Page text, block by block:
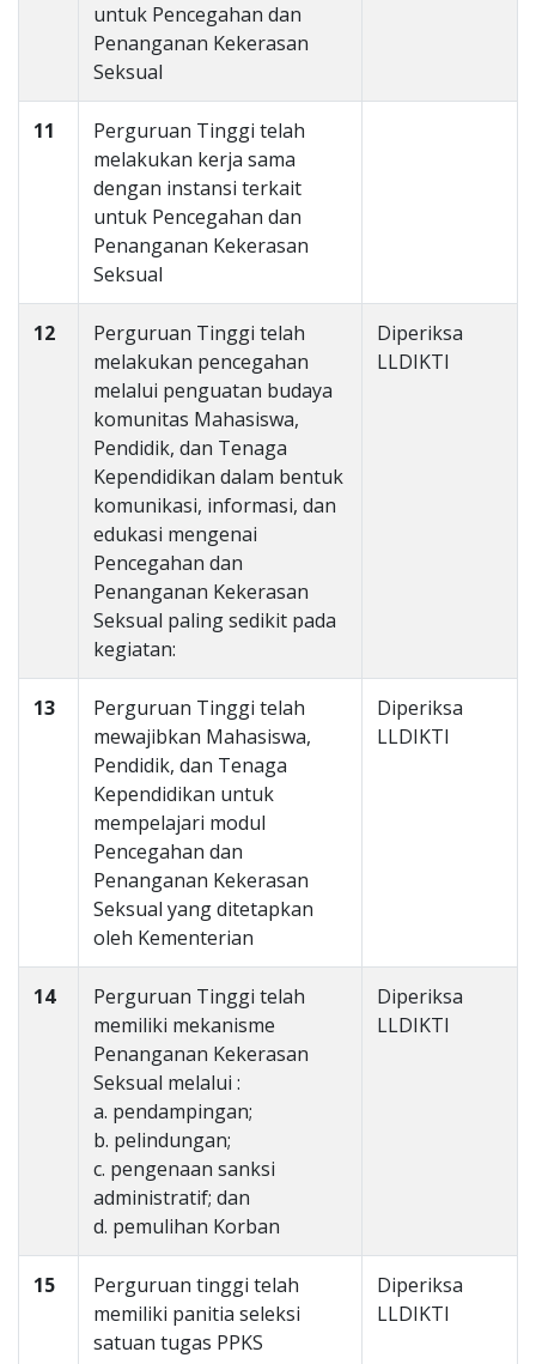
untuk Pencegahan dan
Penanganan Kekerasan
Seksual
11
Perguruan Tinggi telah
melakukan kerja sama
dengan instansi terkait
untuk Pencegahan dan
Penanganan Kekerasan
Seksual
12
Perguruan Tinggi telah
melakukan pencegahan
melalui penguatan budaya
komunitas Mahasiswa,
Pendidik, dan Tenaga
Kependidikan dalam bentuk
komunikasi, informasi, dan
edukasi mengenai
Pencegahan dan
Penanganan Kekerasan
Seksual paling sedikit pada
kegiatan:
Diperiksa
LLDIKTI
13
Perguruan Tinggi telah
mewajibkan Mahasiswa,
Pendidik, dan Tenaga
Kependidikan untuk
mempelajari modul
Pencegahan dan
Penanganan Kekerasan
Seksual yang ditetapkan
oleh Kementerian
Diperiksa
LLDIKTI
14
Perguruan Tinggi telah
memiliki mekanisme
Penanganan Kekerasan
Seksual melalui :
a. pendampingan;
b. pelindungan;
c. pengenaan sanksi
administratif; dan
d. pemulihan Korban
Diperiksa
LLDIKTI
15
Perguruan tinggi telah
memiliki panitia seleksi
satuan tugas PPKS
Diperiksa
LLDIKTI